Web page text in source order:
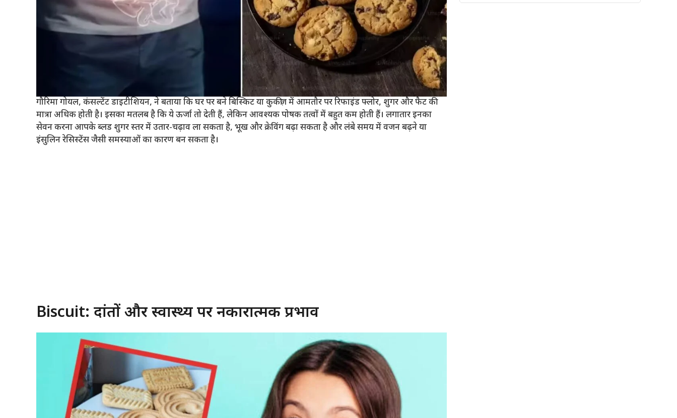
गौरिमा गोयल, कंसल्टेंट डाइटीशियन, ने बताया कि घर पर बने बिस्किट या कुकीज़ में आमतौर पर रिफाइंड फ्लोर, शुगर और फैट की
मात्रा अधिक होती है। इसका मतलब है कि ये ऊर्जा तो देती हैं, लेकिन आवश्यक पोषक तत्वों में बहुत कम होती हैं। लगातार इनका
सेवन करना आपके ब्लड शुगर स्तर में उतार-चढ़ाव ला सकता है, भूख और क्रेविंग बढ़ा सकता है और लंबे समय में वजन बढ़ने या
इंसुलिन रेसिस्टेंस जैसी समस्याओं का कारण बन सकता है।
Biscuit: दांतों और स्वास्थ्य पर नकारात्मक प्रभाव